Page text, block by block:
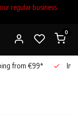
regular business
0
from €99*